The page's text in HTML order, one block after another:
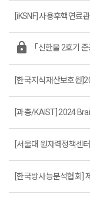
lock 「신한울 2호기 준